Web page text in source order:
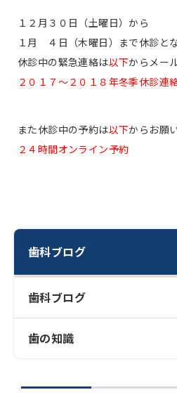
歯科ブログ
歯科ブログ
歯の知識
１２月３０日（土曜日）から
１月 ４日（木曜日）まで休診とな
休診中の緊急連絡は以下からメー
２０１７〜２０１８年冬季休診連
また休診中の予約は以下からお願
２４時間オンライン予約